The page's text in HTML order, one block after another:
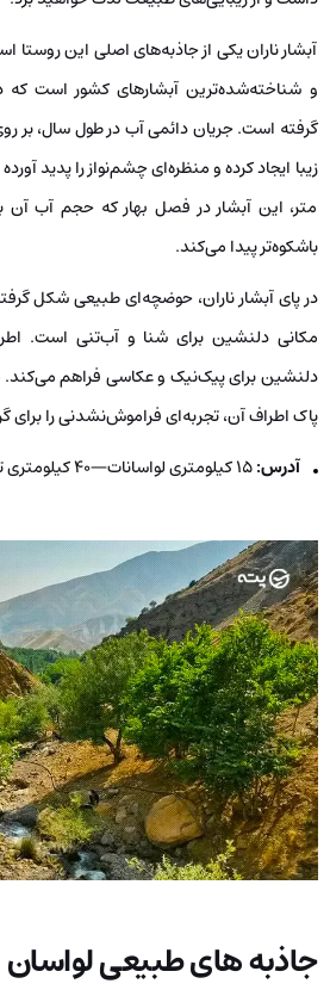
آبشار ناران یکی از جاذبه‌های اصلی این روستا
و شناخته‌شده‌ترین آبشارهای کشور است که
گرفته است. جریان دائمی آب در طول سال، بر
متر، این آبشار در فصل بهار که حجم آب
باشکوه‌تر پیدا می‌کند.
در پای آبشار ناران، حوضچه‌ای طبیعی شکل
مکانی دلنشین برای شنا و آب‌تنی است.
دلنشین برای پیک‌نیک و عکاسی فراهم
پاک اطراف آن، تجربه‌ای فراموش‌نشدنی را برای
آدرس:15 کیلومتری لواسانات—40 کیلومتری تهران
جاذبه های طبیعی لواسان